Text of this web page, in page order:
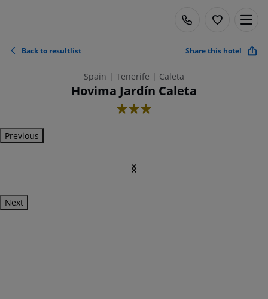
Back to resultlist Share this hotel
Spain | Tenerife | Caleta
Hovima Jardín Caleta
3
Previous
Next